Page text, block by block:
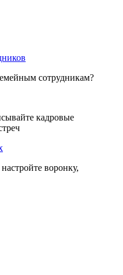
сотрудникам?
кадровые
воронку,